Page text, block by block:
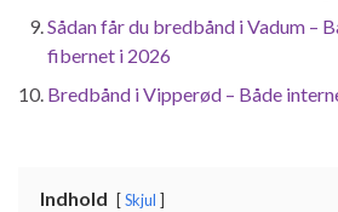
Sådan får du bredbånd i Vadum –
fibernet i 2026
Bredbånd i Vipperød – Både
Indhold Skjul